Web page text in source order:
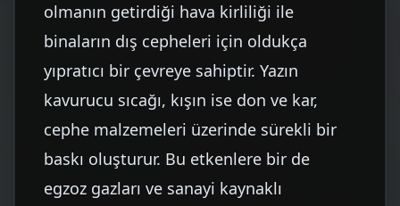
olmanın getirdiği hava kirliliği ile
binaların dış cepheleri için oldukça
yıpratıcı bir çevreye sahiptir. Yazın
kavurucu sıcağı, kışın ise don ve kar,
cephe malzemeleri üzerinde sürekli bir
baskı oluşturur. Bu etkenlere bir de
egzoz gazları ve sanayi kaynaklı